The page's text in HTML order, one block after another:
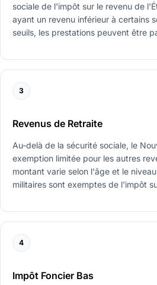
sociale de l'impôt sur le revenu de
ayant un revenu inférieur à certains
seuils, les prestations peuvent être
3
Revenus de Retraite
Au-delà de la sécurité sociale, le
exemption limitée pour les autres
montant varie selon l'âge et le
militaires sont exemptes de l'impôt
4
Impôt Foncier Bas